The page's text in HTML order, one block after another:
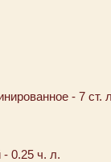
- 7 ст.
0.25 ч. л.